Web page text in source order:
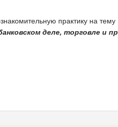
практику на тему
деле, торговле и пр